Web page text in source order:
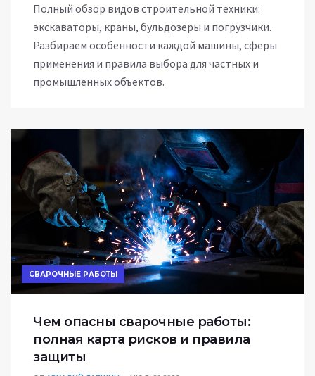
Полный обзор видов строительной техники:
экскаваторы, краны, бульдозеры и погрузчики.
Разбираем особенности каждой машины, сферы
применения и правила выбора для частных и
промышленных объектов.
СВАРОЧНЫЕ РАБОТЫ
Чем опасны сварочные работы:
полная карта рисков и правила
защиты